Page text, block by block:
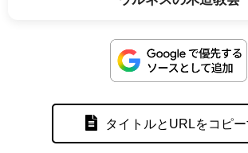
タイトルとURLをコピー